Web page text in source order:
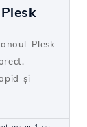
Plesk
și